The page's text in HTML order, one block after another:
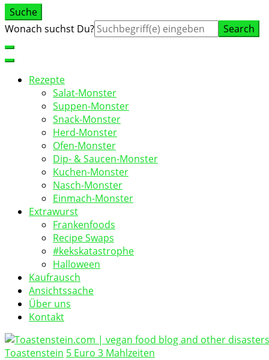
Suche
Suche
Wonach suchst Du?
Rezepte
Salat-Monster
Suppen-Monster
Snack-Monster
Herd-Monster
Ofen-Monster
Dip- & Saucen-Monster
Kuchen-Monster
Nasch-Monster
Einmach-Monster
Extrawurst
Frankenfoods
Recipe Swaps
#kekskatastrophe
Halloween
Kaufrausch
Ansichtssache
Über uns
Kontakt
Toastenstein 5 Euro 3 Mahlzeiten